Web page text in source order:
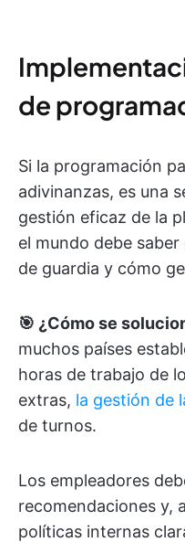
de
Si la programación
adivinanzas, es una
gestión eficaz de la
el mundo debe
de guardia y cómo
🎯 ¿Cómo se
muchos países
horas de trabajo de
extras, la gestión de
de turnos.
Los empleadores
recomendaciones y,
políticas internas